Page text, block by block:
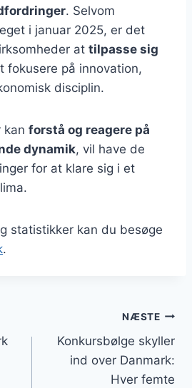
. Selvom
i januar 2025, er det
at tilpasse sig
fokusere på innovation,
disciplin.
kan forstå og reagere på
dynamik, vil have de
for at klare sig i et
statistikker kan du besøge
.
NÆSTE
Konkursbølge skyller
ind over Danmark:
Hver femte